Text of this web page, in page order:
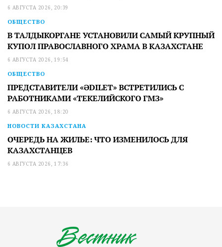
6 АВГУСТА 2026, 20:39
ОБЩЕСТВО
В ТАЛДЫКОРГАНЕ УСТАНОВИЛИ САМЫЙ КРУПНЫЙ
КУПОЛ ПРАВОСЛАВНОГО ХРАМА В КАЗАХСТАНЕ
6 АВГУСТА 2026, 19:54
ОБЩЕСТВО
ПРЕДСТАВИТЕЛИ «ӘDILET» ВСТРЕТИЛИСЬ С
РАБОТНИКАМИ «ТЕКЕЛИЙСКОГО ГМЗ»
6 АВГУСТА 2026, 18:20
НОВОСТИ КАЗАХСТАНА
ОЧЕРЕДЬ НА ЖИЛЬЕ: ЧТО ИЗМЕНИЛОСЬ ДЛЯ
КАЗАХСТАНЦЕВ
6 АВГУСТА 2026, 17:36